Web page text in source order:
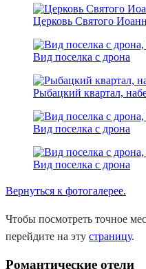
Церковь Святого
Вид поселка с дрона
Рыбацкий квартал,
Вид поселка с дрона
Вид поселка с дрона
Вернуться к фотогалерее.
Чтобы посмотреть точное
перейдите на эту страницу.
Романтические отели